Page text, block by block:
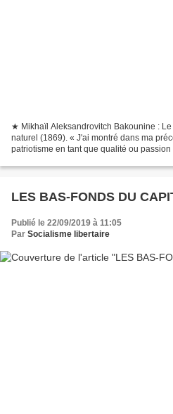
★ Mikhaïl Aleksandrovitch Bakounine :
naturel (1869). « J'ai montré dans ma
patriotisme en tant que qualité ou
LES BAS-FONDS DU
Publié le 22/09/2019 à 11:05
Par Socialisme libertaire